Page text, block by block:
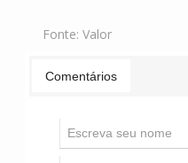
Fonte: Valor
Comentários